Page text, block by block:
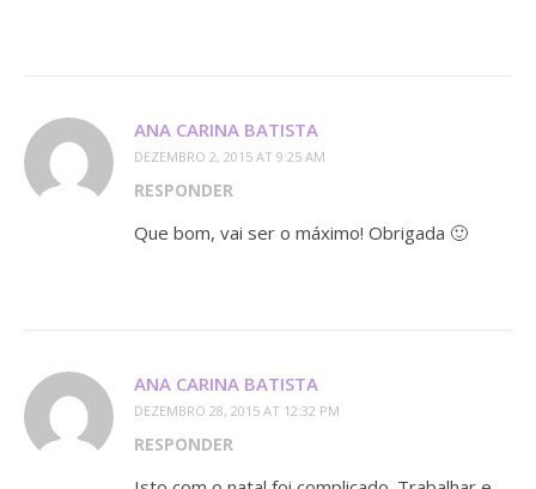
ANA CARINA BATISTA
DEZEMBRO 2, 2015 AT 9:25 AM
RESPONDER
Que bom, vai ser o máximo! Obrigada 🙂
ANA CARINA BATISTA
DEZEMBRO 28, 2015 AT 12:32 PM
RESPONDER